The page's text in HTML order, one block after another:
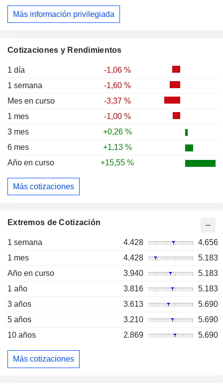
Cotizaciones y Rendimientos
1 día
-1,06 %
1 semana
-1,60 %
Mes en curso
-3,37 %
1 mes
-1,00 %
3 mes
+0,26 %
6 mes
+1,13 %
Año en curso
+15,55 %
Más cotizaciones
Extremos de Cotización
1 semana 4.428
4.656
1 mes
4.428
5.183
Año en curso
3.940
5.183
1 año
3.816
5.183
3 años
3.613
5.690
5 años
3.210
5.690
10 años
2.869 5.690
Más cotizaciones
Más información privilegiada